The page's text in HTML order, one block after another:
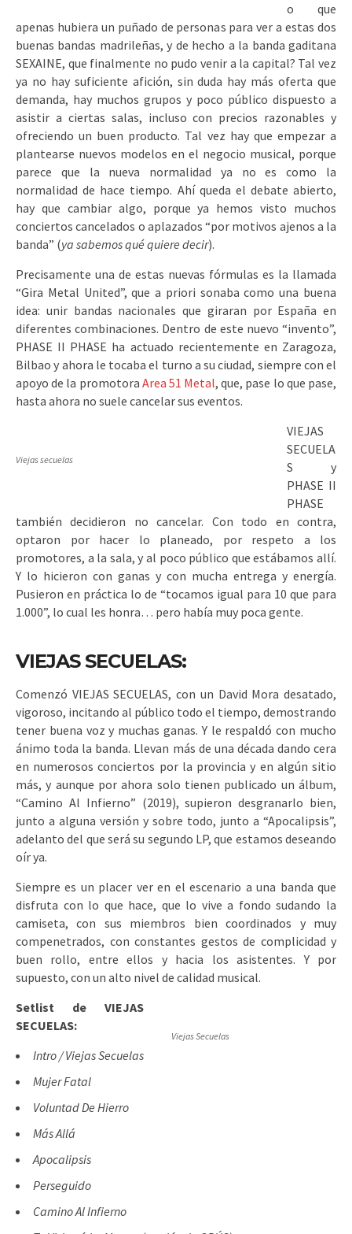
o que
apenas hubiera un puñado de personas para ver a estas dos
buenas bandas madrileñas, y de hecho a la banda gaditana
SEXAINE, que finalmente no pudo venir a la capital? Tal vez
ya no hay suficiente afición, sin duda hay más oferta que
demanda, hay muchos grupos y poco público dispuesto a
asistir a ciertas salas, incluso con precios razonables y
ofreciendo un buen producto. Tal vez hay que empezar a
plantearse nuevos modelos en el negocio musical, porque
parece que la nueva normalidad ya no es como la
normalidad de hace tiempo. Ahí queda el debate abierto,
hay que cambiar algo, porque ya hemos visto muchos
conciertos cancelados o aplazados “por motivos ajenos a la
banda” (ya sabemos qué quiere decir).
Precisamente una de estas nuevas fórmulas es la llamada
“Gira Metal United”, que a priori sonaba como una buena
idea: unir bandas nacionales que giraran por España en
diferentes combinaciones. Dentro de este nuevo “invento”,
PHASE II PHASE ha actuado recientemente en Zaragoza,
Bilbao y ahora le tocaba el turno a su ciudad, siempre con el
apoyo de la promotora Area 51 Metal, que, pase lo que pase,
hasta ahora no suele cancelar sus eventos.
Viejas secuelas
VIEJAS
SECUELA
S y
PHASE II
PHASE
también decidieron no cancelar. Con todo en contra,
optaron por hacer lo planeado, por respeto a los
promotores, a la sala, y al poco público que estábamos allí.
Y lo hicieron con ganas y con mucha entrega y energía.
Pusieron en práctica lo de “tocamos igual para 10 que para
1.000”, lo cual les honra… pero había muy poca gente.
VIEJAS SECUELAS:
Comenzó VIEJAS SECUELAS, con un David Mora desatado,
vigoroso, incitando al público todo el tiempo, demostrando
tener buena voz y muchas ganas. Y le respaldó con mucho
ánimo toda la banda. Llevan más de una década dando cera
en numerosos conciertos por la provincia y en algún sitio
más, y aunque por ahora solo tienen publicado un álbum,
“Camino Al Infierno” (2019), supieron desgranarlo bien,
junto a alguna versión y sobre todo, junto a “Apocalipsis”,
adelanto del que será su segundo LP, que estamos deseando
oír ya.
Siempre es un placer ver en el escenario a una banda que
disfruta con lo que hace, que lo vive a fondo sudando la
camiseta, con sus miembros bien coordinados y muy
compenetrados, con constantes gestos de complicidad y
buen rollo, entre ellos y hacia los asistentes. Y por
supuesto, con un alto nivel de calidad musical.
Viejas Secuelas
Setlist de VIEJAS
SECUELAS:
Intro / Viejas Secuelas
Mujer Fatal
Voluntad De Hierro
Más Allá
Apocalipsis
Perseguido
Camino Al Infierno